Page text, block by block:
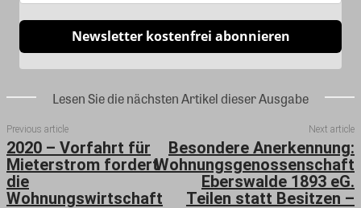
Newsletter kostenfrei abonnieren
Lesen Sie die nächsten Artikel dieser Ausgabe
Previous article
2020 – Vorfahrt für
Mieterstrom fordert
die
Wohnungswirtschaft
Next article
Besondere Anerkennung:
Wohnungsgenossenschaft
Eberswalde 1893 eG.
Teilen statt Besitzen –